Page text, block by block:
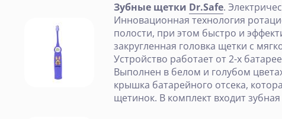
Зубные щетки Dr.Safe.
Инновационная технология
полости, при этом быстро и
закругленная головка щетки с
Устройство работает от 2-х
Выполнен в белом и голубом
крышка батарейного отсека,
щетинок. В комплект входит